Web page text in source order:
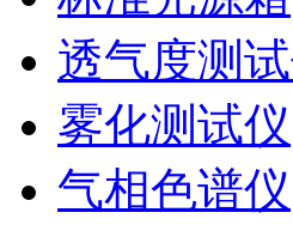
透气度测
雾化测试仪
气相色谱仪